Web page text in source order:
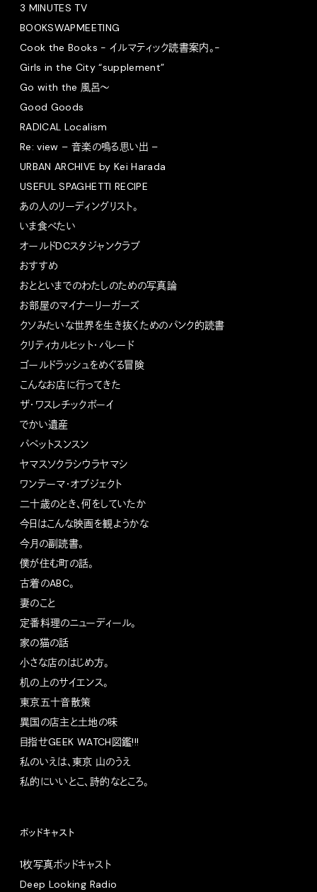
3 MINUTES TV
BOOKSWAPMEETING
Cook the Books - イルマティック読書案内。-
Girls in the City “supplement”
Go with the 風呂〜
Good Goods
RADICAL Localism
Re: view – 音楽の鳴る思い出 –
URBAN ARCHIVE by Kei Harada
USEFUL SPAGHETTI RECIPE
あの人のリーディングリスト。
いま食べたい
オールドDCスタジャンクラブ
おすすめ
おとといまでのわたしのための写真論
お部屋のマイナーリーガーズ
クソみたいな世界を生き抜くためのパンク的読書
クリティカルヒット・パレード
ゴールドラッシュをめぐる冒険
こんなお店に行ってきた
ザ・ワスレチックボーイ
でかい遺産
パペットスンスン
ヤマスソクラシウラヤマシ
ワンテーマ・オブジェクト
二十歳のとき、何をしていたか
今日はこんな映画を観ようかな
今月の副読書。
僕が住む町の話。
古着のABC。
妻のこと
定番料理のニューディール。
家の猫の話
小さな店のはじめ方。
机の上のサイエンス。
東京五十音散策
異国の店主と土地の味
目指せGEEK WATCH図鑑!!!
私のいえは、東京 山のうえ
私的にいいとこ、詩的なところ。
ポッドキャスト
1枚写真ポッドキャスト
Deep Looking Radio